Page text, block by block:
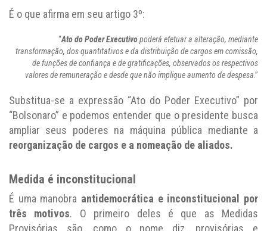
É o que afirma em seu artigo 3º:
“Ato do Poder Executivopoderá efetuar a alteração, mediante
transformação, dos quantitativos e da distribuição de cargos em comissão,
de funções de confiança e de gratificações, observados os respectivos
valores de remuneração e desde que não implique aumento de despesa.”
Substitua-se a expressão “Ato do Poder Executivo” por
“Bolsonaro” e podemos entender que o presidente busca
ampliar seus poderes na máquina pública mediante a
reorganização de cargos e a nomeação de aliados.
Medida é inconstitucional
É uma manobra antidemocrática e inconstitucional por
três motivos. O primeiro deles é que as Medidas
Provisórias são, como o nome diz, provisórias e